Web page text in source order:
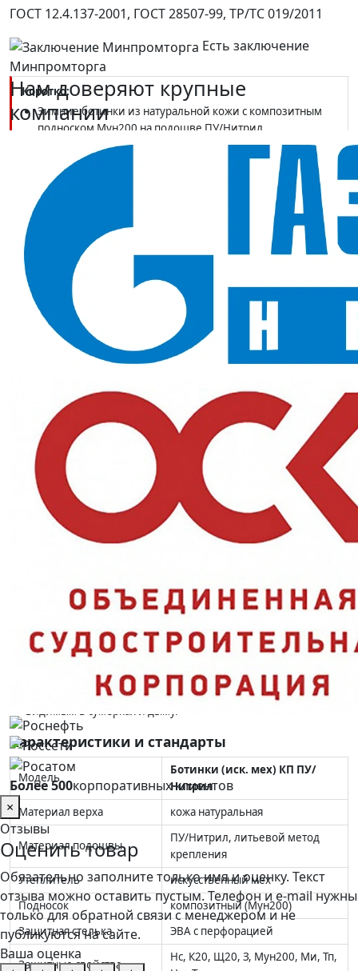
ГОСТ 12.4.137-2001, ГОСТ 28507-99, ТР/ТС 019/2011
Есть заключение
Минпромторга
Коротко:
Зимние ботинки из натуральной кожи с композитным
подноском Мун200 на подошве ПУ/Нитрил
Нитрильный ходовой слой выдерживает нагрев выше
45°C (Тп) — подходят для горячих участков
Защита Нс, К20, Щ20, Нм; III климатический пояс; ГОСТ
12.4.137-2001, ТР ТС 019/2011
В наличии в SIZMAG (Москва), отгрузка в день заказа
Ботинки (иск. мех) КП ПУ/Нитрил (арт.214РК)
— утеплённые
рабочие ботинки для предприятий, где мороз на улице
сочетается с горячими полами в цехе. Нитрильная подошва не
плавится при нагреве выше 45°C (Тп) и не дубеет на холоде,
композитный подносок Мун200 защищает пальцы, а
натуральная кожа с мехом греет по нормам III климатического
Назначение и сферы применения
Металлургия и литейные производства, сварочные посты,
котельные, ремонт теплосетей, нефтепереработка —
профессии, где работник за смену переходит с холода к горячим
поверхностям. Стойкость к нефти, маслам, кислотам и щелочам
(Нс, Нм, К20, Щ20) расширяет применение до химических и
нефтегазовых объектов.
Ключевые преимущества
Термостойкая подошва:
нитрильный слой контактирует с
металла и не проводит холод;
тепло в III климатическом поясе (Тн);
Сменная стелька ЭВА с перфорацией:
амортизирует шаг и
отводит влагу от стопы;
светоотражающие элементы делают работника
Характеристики и стандарты
Модель
Ботинки (иск. мех) КП ПУ/
Нитрил
Материал верха
кожа натуральная
Материал подошвы
ПУ/Нитрил, литьевой метод
крепления
Утеплитель
искусственный мех
Подносок
композитный (Мун200)
Защитная стелька
ЭВА с перфорацией
Защитные свойства
Нс, К20, Щ20, З, Мун200, Ми, Тп,
Нам доверяют крупные
компании
Более 500корпоративных клиентов
×
Отзывы
Оценить товар
Обязательно заполните только имя и оценку. Текст
отзыва можно оставить пустым. Телефон и e-mail нужны
только для обратной связи с менеджером и не
публикуются на сайте.
Ваша оценка